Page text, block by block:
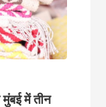
मुंबई में तीन